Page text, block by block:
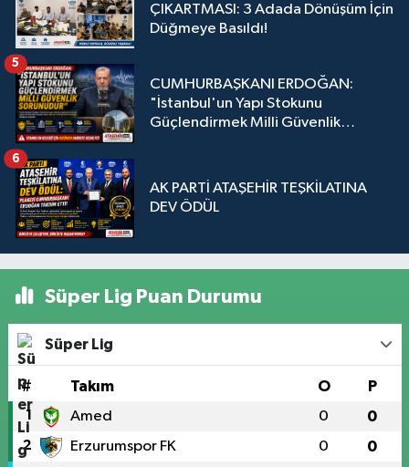
ÇIKARTMASI: 3 Adada Dönüşüm İçin
Düğmeye Basıldı!
CUMHURBAŞKANI ERDOĞAN:
"İstanbul'un Yapı Stokunu
Güçlendirmek Milli Güvenlik
5
AK PARTİ ATAŞEHİR TEŞKİLATINA
DEV ÖDÜL
6
Süper Lig Puan Durumu
Süper Lig
# Takım O P
1 Amed 0 0
2 Erzurumspor FK 0 0